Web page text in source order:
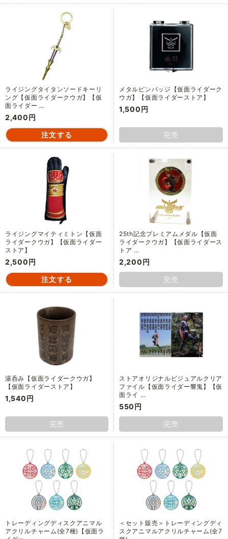
ライジングタイタンソードキーリ
ング【仮面ライダークウガ】【仮
面ライダー …
2,400円
メタルピンバッジ【仮面ライダーク
ウガ】【仮面ライダーストア】
1,500円
完売
ライジングマイティミトン【仮面
ライダークウガ】【仮面ライダー
ストア】
2,500円
25th記念プレミアムメダル【仮面
ライダークウガ】【仮面ライダース
トア …
2,200円
完売
湯呑み【仮面ライダークウガ】
【仮面ライダーストア】
1,540円
完売
ストアオリジナルビジュアルクリア
ファイル【仮面ライダー響鬼】【仮
面ライ …
550円
完売
トレーディングディスクアニマル
アクリルチャーム(全7種)【仮面ラ
＜セット販売＞トレーディングディ
スクアニマルアクリルチャーム(全7